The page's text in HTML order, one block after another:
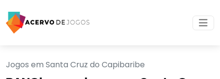
Jogos em Santa Cruz do Capibaribe